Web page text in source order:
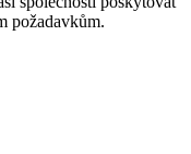
požadavkům.